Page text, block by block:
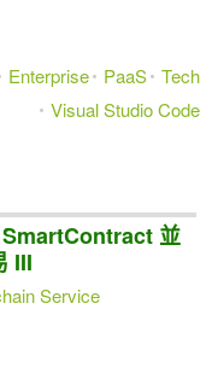
Enterprise PaaS Tech
Visual Studio Code
並
III
Service